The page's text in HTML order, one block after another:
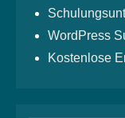
WordPress
Kostenlose